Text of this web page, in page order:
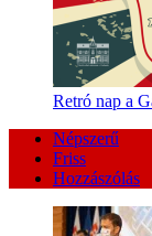
Retró nap a
Népszerű
Friss
Hozzászólás